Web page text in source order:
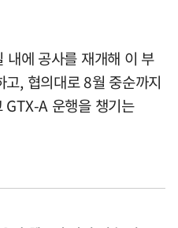
에 공사를 재개해 이 부
, 협의대로 8월 중순까지
GTX-A 운행을 챙기는